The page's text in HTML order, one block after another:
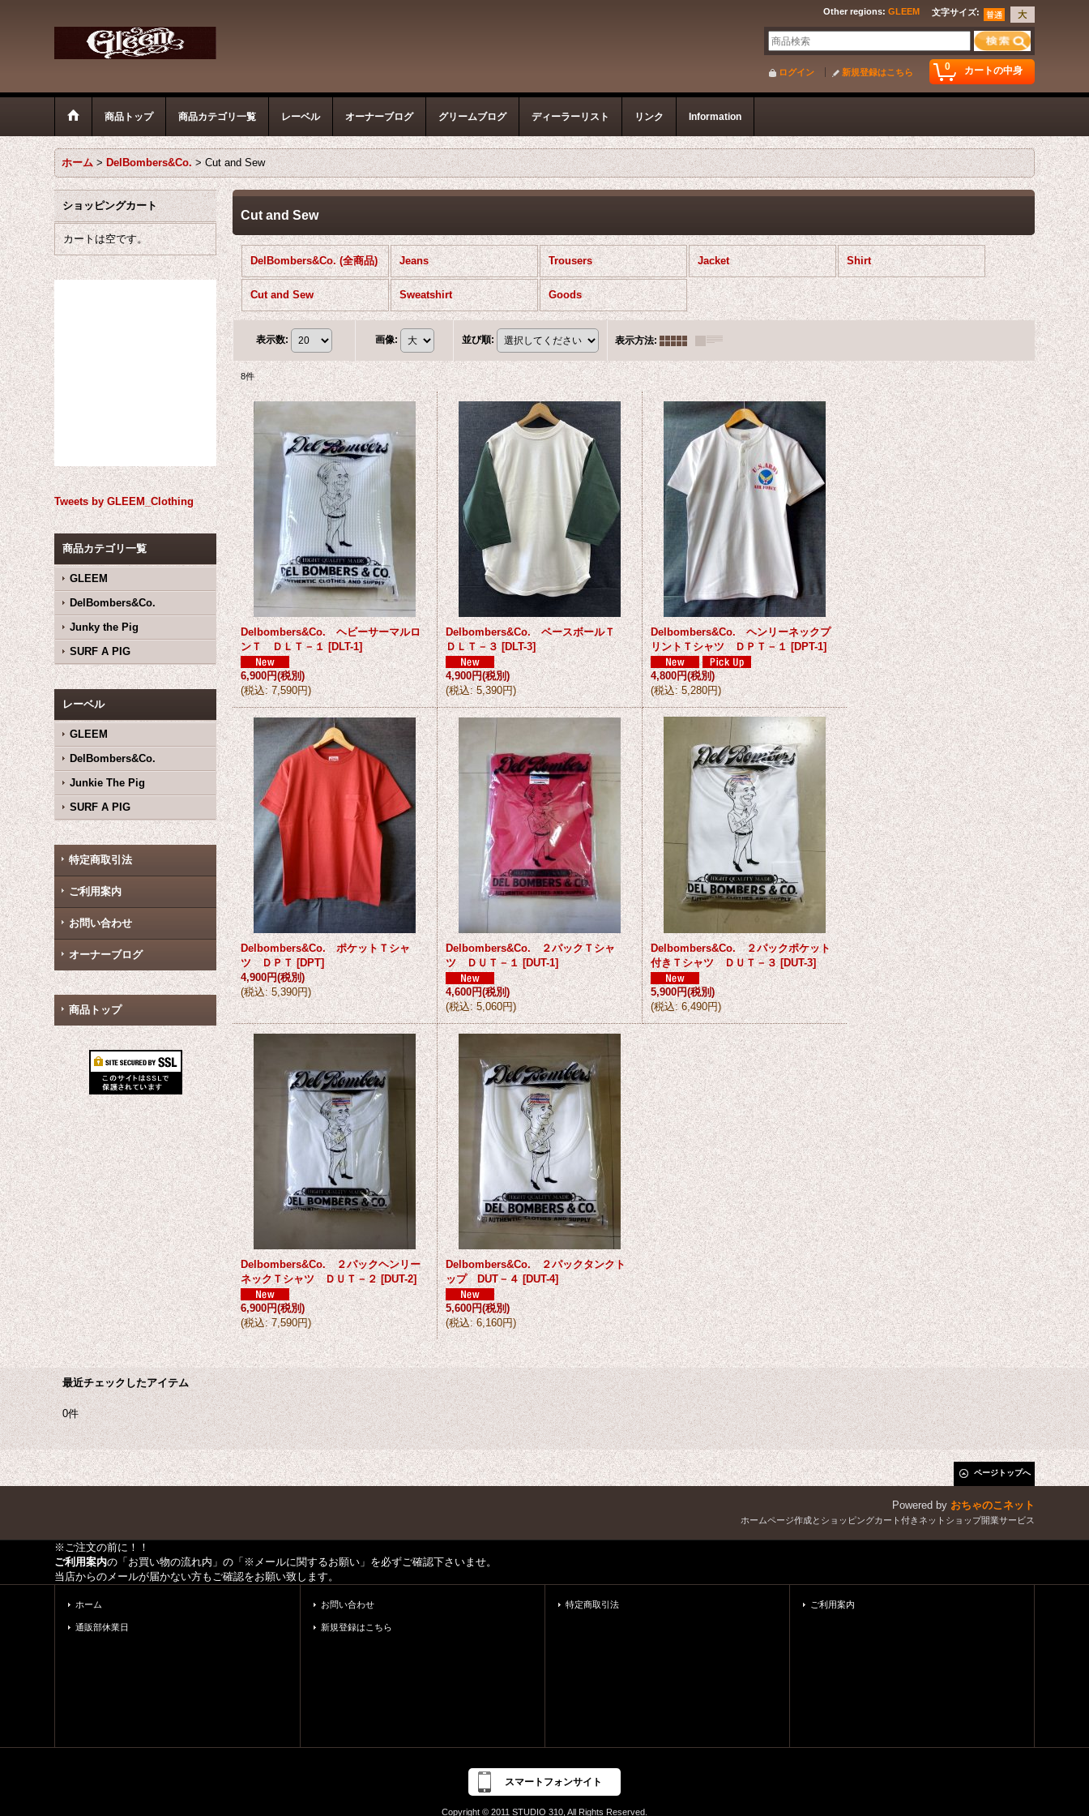
文字サイズ:
Other regions: GLEEM
0 カートの中身
ログイン 新規登録はこちら
商品トップ 商品カテゴリ一覧 レーベル オーナーブログ グリームブログ ディーラーリスト リンク Information
ホーム > DelBombers&Co. > Cut and Sew
ショッピングカート
カートは空です。
Tweets by GLEEM_Clothing
商品カテゴリ一覧
GLEEM
DelBombers&Co.
Junky the Pig
SURF A PIG
レーベル
GLEEM
DelBombers&Co.
Junkie The Pig
SURF A PIG
特定商取引法
ご利用案内
お問い合わせ
オーナーブログ
商品トップ
Cut and Sew
DelBombers&Co. (全商品) Jeans Trousers Jacket Shirt
Cut and Sew Sweatshirt Goods
表示数: 画像: 並び順: 表示方法:
8件
Delbombers&Co. ヘビーサーマルロ
ンＴ ＤＬＴ－１ [DLT-1]
6,900円(税別)
(税込: 7,590円)
Delbombers&Co. ベースボールＴ
ＤＬＴ－３ [DLT-3]
4,900円(税別)
(税込: 5,390円)
Delbombers&Co. ヘンリーネックプ
リントＴシャツ ＤＰＴ－１ [DPT-1]
4,800円(税別)
(税込: 5,280円)
Delbombers&Co. ポケットＴシャ
ツ ＤＰＴ [DPT]
4,900円(税別)
(税込: 5,390円)
Delbombers&Co. ２パックＴシャ
ツ ＤＵＴ－１ [DUT-1]
4,600円(税別)
(税込: 5,060円)
Delbombers&Co. ２パックポケット
付きＴシャツ ＤＵＴ－３ [DUT-3]
5,900円(税別)
(税込: 6,490円)
Delbombers&Co. ２パックヘンリー
ネックＴシャツ ＤＵＴ－２ [DUT-2]
6,900円(税別)
(税込: 7,590円)
Delbombers&Co. ２パックタンクト
ップ DUT－４ [DUT-4]
5,600円(税別)
(税込: 6,160円)
最近チェックしたアイテム
0件
ページトップへ
Powered by おちゃのこネット
ホームページ作成とショッピングカート付きネットショップ開業サービス
※ご注文の前に！！
ご利用案内の「お買い物の流れ内」の「※メールに関するお願い」を必ずご確認下さいませ。
当店からのメールが届かない方もご確認をお願い致します。
ホーム
通販部休業日
お問い合わせ
新規登録はこちら
特定商取引法 ご利用案内
スマートフォンサイト
Copyright © 2011 STUDIO 310, All Rights Reserved.